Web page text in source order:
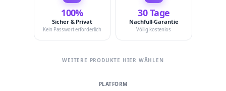
100%
Sicher & Privat
Kein Passwort erforderlich
30 Tage
Nachfüll-Garantie
Völlig kostenlos
WEITERE PRODUKTE HIER WÄHLEN